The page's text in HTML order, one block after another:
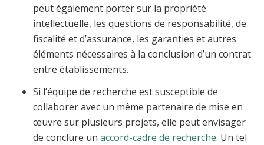
peut également porter sur la propriété
intellectuelle, les questions de responsabilité, de
fiscalité et d’assurance, les garanties et autres
éléments nécessaires à la conclusion d’un contrat
entre établissements.
Si l’équipe de recherche est susceptible de
collaborer avec un même partenaire de mise en
œuvre sur plusieurs projets, elle peut envisager
de conclure un accord-cadre de recherche. Un tel